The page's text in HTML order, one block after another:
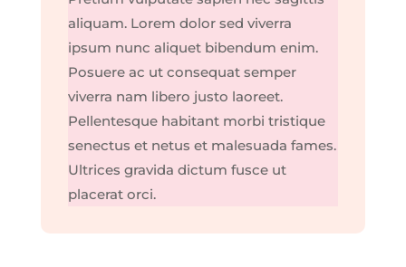
aliquam. Lorem dolor sed viverra
ipsum nunc aliquet bibendum enim.
Posuere ac ut consequat semper
viverra nam libero justo laoreet.
Pellentesque habitant morbi tristique
senectus et netus et malesuada fames.
Ultrices gravida dictum fusce ut
placerat orci.